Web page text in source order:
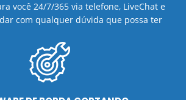
você 24/7/365 via telefone, LiveChat e
com qualquer dúvida que possa ter